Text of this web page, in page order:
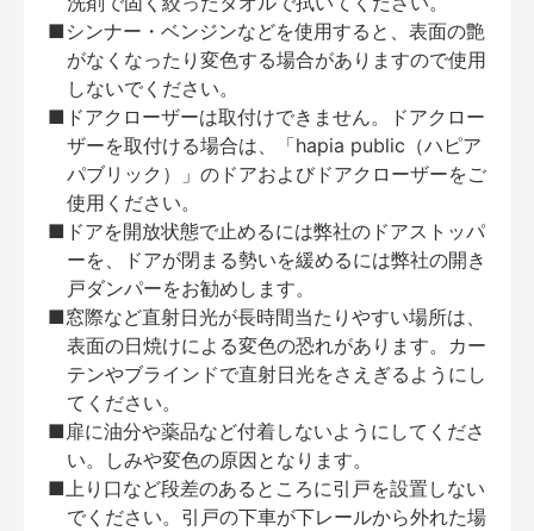
■シンナー・ベンジンなどを使用すると、表面の艶
がなくなったり変色する場合がありますので使用
しないでください。
■ドアクローザーは取付けできません。ドアクロー
ザーを取付ける場合は、「hapia public（ハピア
パブリック）」のドアおよびドアクローザーをご
使用ください。
■ドアを開放状態で止めるには弊社のドアストッパ
ーを、ドアが閉まる勢いを緩めるには弊社の開き
戸ダンパーをお勧めします。
■窓際など直射日光が長時間当たりやすい場所は、
表面の日焼けによる変色の恐れがあります。カー
テンやブラインドで直射日光をさえぎるようにし
てください。
■扉に油分や薬品など付着しないようにしてくださ
い。しみや変色の原因となります。
■上り口など段差のあるところに引戸を設置しない
でください。引戸の下車が下レールから外れた場